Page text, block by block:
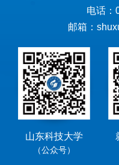
电话：
邮箱：
山东科技大学
（公众号）